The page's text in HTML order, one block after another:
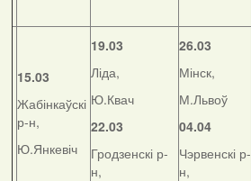
15.03
Жабінкаўскі
р-н,
Ю.Янкевіч
19.03
Ліда,
Ю.Квач
22.03
Гродзенскі р-
н,
26.03
Мінск,
М.Львоў
04.04
Чэрвенскі р-
н,